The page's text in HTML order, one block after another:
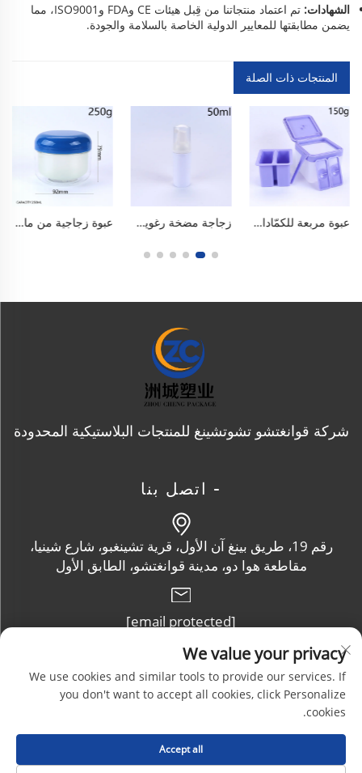
الشهادات:
تم اعتماد منتجاتنا من قِبل هيئات CE وFDA وISO9001، مما
يضمن مطابقتها للمعايير الدولية الخاصة بالسلامة والجودة.
المنتجات ذات الصلة
عبوة مربعة للكمّادات الوجهية بسعة ١٥٠ مل / ٥ أونصة، ذات غطاء علوي قابل للقلب، مصنوعة من بلاستيك بولي بروبلين (PP) آمن للاستخدام الغذائي وخالٍ من مادة البيسفينول أ (BPA)، ومزودة بطوق داخلي، ومقسمة إلى قسمين، وتتضمن ملعقة صغيرة مدمجة وفرشاة. محكمة الإغلاق، مقاومة للتسرب، وتحمي من الغبار والأكسدة. الطوق الداخلي قابل للفصل، مع فصل بين المواد الرطبة والجافة. زجاجة مضخة رغوية من مادة PET الخالية من مادة BPA والآمنة للاستخدام الغذائي، سعة ٥٠ مل / ١٫٧ أونصة، فارغة، تُستخدم كموزِّع لمنظفات الوجه. تُنتج رغوة ناعمة بلمسة واحدة، محكمة الإغلاق ومنيعة للتسرب، بتصميم أسطواني لامع. خفيفة الوزن وسهلة الحمل، متينة ومقاومة للكسر، قابلة لإعادة الاستخدام وسهلة التنظيف. مناسبة لمستحضرات الموس والصابون السائل لليدين عبوة زجاجية من مادة البولي إيثيلين تيريفثاليت (PET) ذات طبقتين بسعة 250 مل / 8 أونصة، ذات فتحة واسعة، وخالية من مادة البيسفينول أ (BPA)، ومصنوعة من مواد آمنة للاستخدام الغذائي، مزودة بطقم داخلي قابل للاستبدال. محكمة الإغلاق ومنع التسرب تمامًا، ومضادة للأكسدة، ومتينة ومقاومة للكسر، وإعادة الاستخدام سهلة التنظيف. جسم شفاف، غطاء لامع، وألوان متعددة. تُستخدم لمستحضرات كريم الوجه
شركة قوانغتشو تشوتشينغ للمنتجات البلاستيكية المحدودة
- اتصل بنا
رقم 19، طريق بينغ آن الأول، قرية تشينغبو، شارع شينيا،
مقاطعة هوا دو، مدينة قوانغتشو، الطابق الأول
[email protected]
+86-13632102114
حقوق الطبع والنشر © شركة قوانغتشو تشوتشنغ للمنتجات البلاستيكية
المحدودة. جميع الحقوق محفوظة |
We value your privacy
We use cookies and similar tools to provide our services. If
you don't want to accept all cookies, click Personalize
cookies.
Accept all